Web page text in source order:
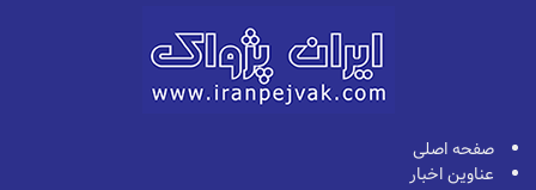
صفحه اصلی
عناوین اخبار